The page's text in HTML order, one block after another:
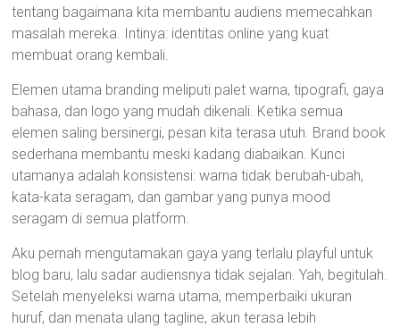
tentang bagaimana kita membantu audiens memecahkan
masalah mereka. Intinya: identitas online yang kuat
membuat orang kembali.
Elemen utama branding meliputi palet warna, tipografi, gaya
bahasa, dan logo yang mudah dikenali. Ketika semua
elemen saling bersinergi, pesan kita terasa utuh. Brand book
sederhana membantu meski kadang diabaikan. Kunci
utamanya adalah konsistensi: warna tidak berubah-ubah,
kata-kata seragam, dan gambar yang punya mood
seragam di semua platform.
Aku pernah mengutamakan gaya yang terlalu playful untuk
blog baru, lalu sadar audiensnya tidak sejalan. Yah, begitulah.
Setelah menyeleksi warna utama, memperbaiki ukuran
huruf, dan menata ulang tagline, akun terasa lebih